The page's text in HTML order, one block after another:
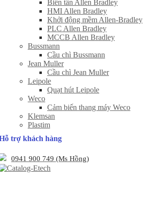
Biến tần Allen Bradley
HMI Allen Bradley
Khởi động mềm Allen-Bradley
PLC Allen Bradley
MCCB Allen Bradley
Bussmann
Cầu chì Bussmann
Jean Muller
Cầu chì Jean Muller
Leipole
Quạt hút Leipole
Weco
Cảm biến thang máy Weco
Klemsan
Plastim
trợ khách hàng
0941 900 749 (Ms Hồng)